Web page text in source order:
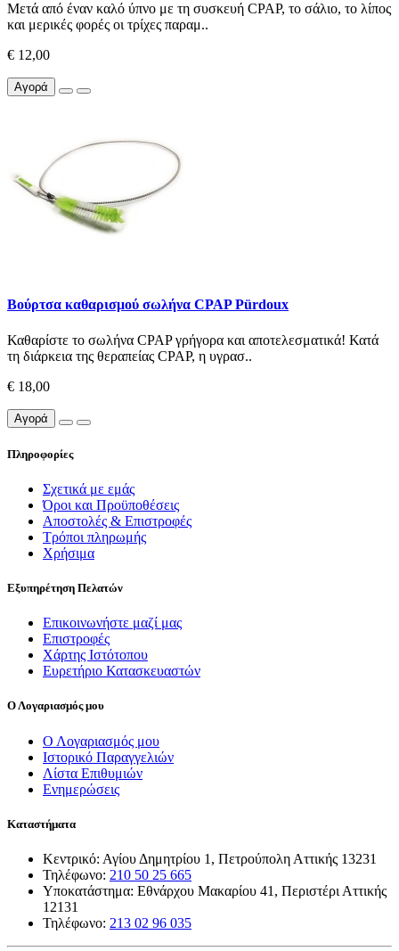
Μετά από έναν καλό ύπνο με τη συσκευή CPAP, το σάλιο, το λίπος
και μερικές φορές οι τρίχες παραμ..
€ 12,00
Αγορά
Βούρτσα καθαρισμού σωλήνα CPAP Pürdoux
Καθαρίστε το σωλήνα CPAP γρήγορα και αποτελεσματικά! Κατά
τη διάρκεια της θεραπείας CPAP, η υγρασ..
€ 18,00
Αγορά
Πληροφορίες
Σχετικά με εμάς
Όροι και Προϋποθέσεις
Αποστολές & Επιστροφές
Τρόποι πληρωμής
Χρήσιμα
Εξυπηρέτηση Πελατών
Επικοινωνήστε μαζί μας
Επιστροφές
Χάρτης Ιστότοπου
Ευρετήριο Κατασκευαστών
Ο Λογαριασμός μου
Ο Λογαριασμός μου
Ιστορικό Παραγγελιών
Λίστα Επιθυμιών
Ενημερώσεις
Καταστήματα
Κεντρικό: Αγίου Δημητρίου 1, Πετρούπολη Αττικής 13231
Τηλέφωνο: 210 50 25 665
Υποκατάστημα: Εθνάρχου Μακαρίου 41, Περιστέρι Αττικής
12131
Τηλέφωνο: 213 02 96 035